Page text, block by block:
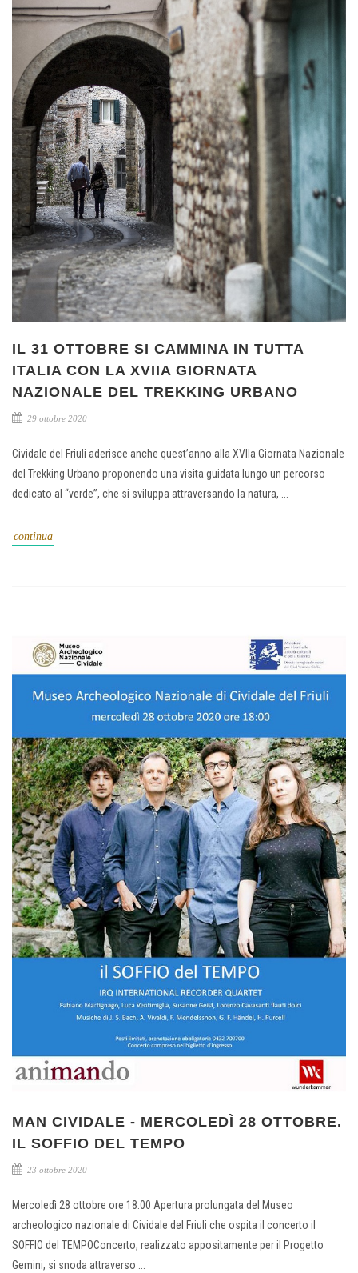
IL 31 OTTOBRE SI CAMMINA IN TUTTA
ITALIA CON LA XVIIA GIORNATA
NAZIONALE DEL TREKKING URBANO
29 ottobre 2020
Cividale del Friuli aderisce anche quest’anno alla XVIIa Giornata Nazionale
del Trekking Urbano proponendo una visita guidata lungo un percorso
dedicato al “verde”, che si sviluppa attraversando la natura, ...
continua
MAN CIVIDALE - MERCOLEDÌ 28 OTTOBRE.
IL SOFFIO DEL TEMPO
23 ottobre 2020
Mercoledì 28 ottobre ore 18.00 Apertura prolungata del Museo
archeologico nazionale di Cividale del Friuli che ospita il concerto il
SOFFIO del TEMPOConcerto, realizzato appositamente per il Progetto
Gemini, si snoda attraverso ...